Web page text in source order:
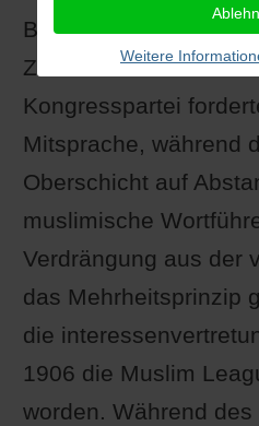
Bangladesch. Die
Zoroastrier
Kongresspartei
Mitsprache, während
Oberschicht auf
muslimische
Verdrängung aus der
das Mehrheitsprinzip
die
1906 die Muslim
worden. Während
Weitere